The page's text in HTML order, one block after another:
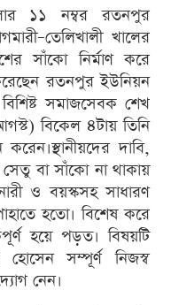
১১ নম্বর রতনপুর
খালের
সাঁকো নির্মাণ করে
রতনপুর ইউনিয়ন
বিশিষ্ট সমাজসেবক শেখ
বিকেল ৪টায় তিনি
দাবি,
বা সাঁকো না থাকায়
ও বয়স্কসহ সাধারণ
হতো। বিশেষ করে
হয়ে পড়ত। বিষয়টি
সম্পূর্ণ নিজস্ব
নেন।